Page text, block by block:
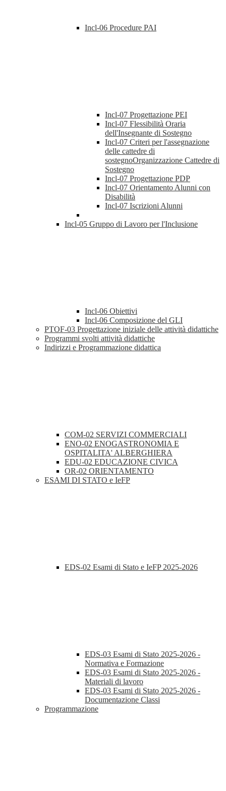
Incl-06 Procedure PAI
Incl-07 Progettazione PEI
Incl-07 Flessibilità Oraria
dell'Insegnante di Sostegno
Incl-07 Criteri per l'assegnazione
delle cattedre di
sostegnoOrganizzazione Cattedre di
Sostegno
Incl-07 Progettazione PDP
Incl-07 Orientamento Alunni con
Disabilità
Incl-07 Iscrizioni Alunni
Incl-05 Gruppo di Lavoro per l'Inclusione
Incl-06 Obiettivi
Incl-06 Composizione del GLI
PTOF-03 Progettazione iniziale delle attività didattiche
Programmi svolti attività didattiche
Indirizzi e Programmazione didattica
COM-02 SERVIZI COMMERCIALI
ENO-02 ENOGASTRONOMIA E
OSPITALITA' ALBERGHIERA
EDU-02 EDUCAZIONE CIVICA
OR-02 ORIENTAMENTO
ESAMI DI STATO e IeFP
EDS-02 Esami di Stato e IeFP 2025-2026
EDS-03 Esami di Stato 2025-2026 -
Normativa e Formazione
EDS-03 Esami di Stato 2025-2026 -
Materiali di lavoro
EDS-03 Esami di Stato 2025-2026 -
Documentazione Classi
Programmazione